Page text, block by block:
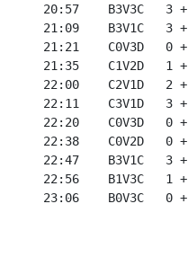
20:57    B3V3C   3
21:09    B3V1C   3
21:21    C0V3D   0
21:35    C1V2D   1
22:00    C2V1D   2
22:11    C3V1D   3
22:20    C0V3D   0
22:38    C0V2D   0
22:47    B3V1C   3
22:56    B1V3C   1
23:06    B0V3C   0